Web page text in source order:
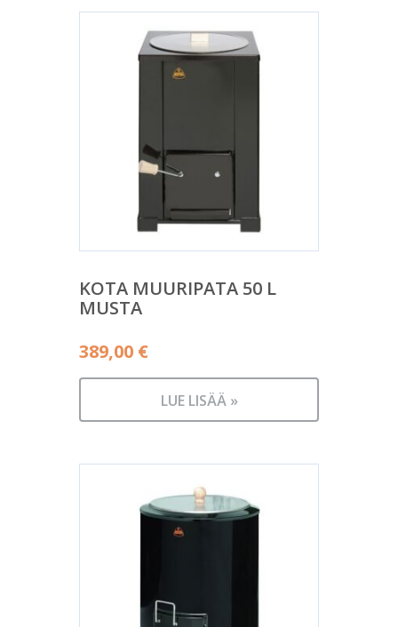
KOTA MUURIPATA 50 L
MUSTA
389,00 €
LUE LISÄÄ »